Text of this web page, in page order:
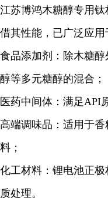
江苏博鸿木糖醇专用
借其性能，已广泛应用
食品添加剂：除木糖
醇等多元糖醇的混合；
医药中间体：满足API
高端调味品：适用于
料；
化工材料：锂电池正
质处理。